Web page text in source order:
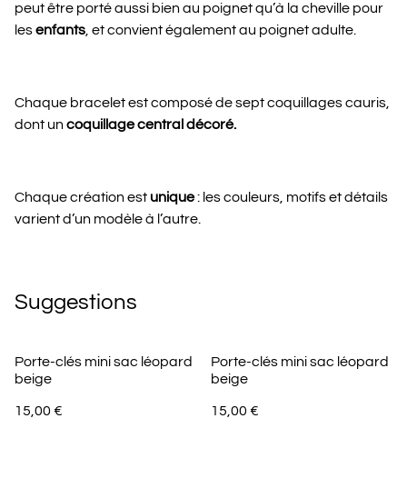
peut être porté aussi bien au poignet qu’à la cheville pour
lesenfants , et convient également au poignet adulte.
Chaque bracelet est composé de sept coquillages cauris,
dont uncoquillage central décoré.
Chaque création est unique: les couleurs, motifs et détails
varient d’un modèle à l’autre.
Suggestions
Porte-clés mini sac léopard
beige
15,00 €
Porte-clés mini sac léopard
beige
15,00 €